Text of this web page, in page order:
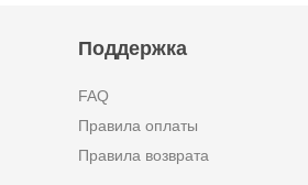
Поддержка
FAQ
Правила оплаты
Правила возврата